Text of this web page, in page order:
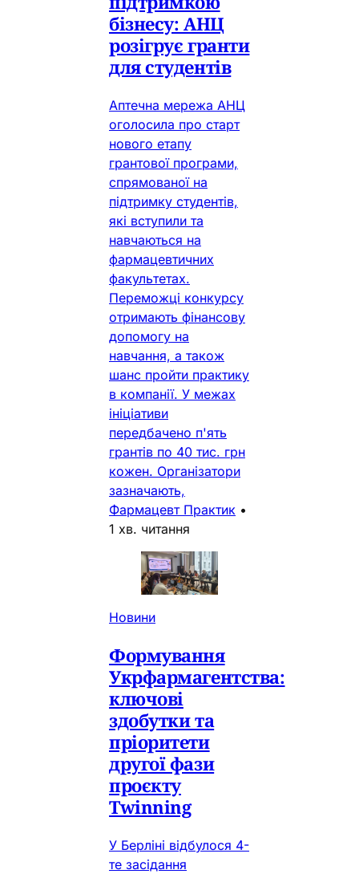
бізнесу: АНЦ
розігрує гранти
для студентів
Аптечна мережа АНЦ
оголосила про старт
нового етапу
грантової програми,
спрямованої на
підтримку студентів,
які вступили та
навчаються на
фармацевтичних
факультетах.
Переможці конкурсу
отримають фінансову
допомогу на
навчання, а також
шанс пройти практику
в компанії. У межах
ініціативи
передбачено п'ять
грантів по 40 тис. грн
кожен. Організатори
зазначають,
Фармацевт Практик •
1 хв. читання
Новини
Формування
Укрфармагентства:
ключові
здобутки та
пріоритети
другої фази
проєкту
Twinning
У Берліні відбулося 4-
те засідання